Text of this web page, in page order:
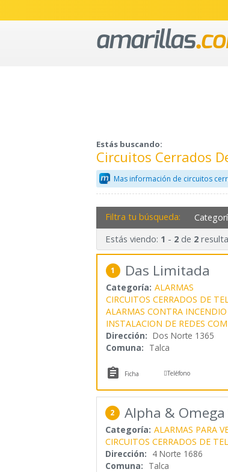
Estás buscando:
Circuitos Cerrados
Mas información de circuitos
Filtra tu búsqueda:
Estás viendo: 1 - 2de 2
1 Das Limitada
Categoría: ALARMAS
CIRCUITOS CERRADOS DE
ALARMAS CONTRA INCENDIO
INSTALACION DE REDES
Dirección: Dos Norte 1365
Comuna: Talca
 Ficha Teléfono
2 Alpha &
Categoría: ALARMAS PARA
CIRCUITOS CERRADOS DE
Dirección: 4 Norte 1686
Comuna: Talca